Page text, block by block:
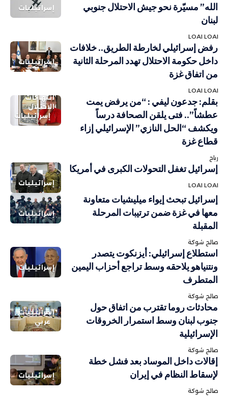
إسرائيليات
الله” مسيّرة نحو جيش الاحتلال جنوبي
لبنان
LOAI LOAI
إسرائيليات
رفض إسرائيلي لخارطة الطريق.. خلافات
داخل حكومة الاحتلال تهدد المرحلة الثانية
من اتفاق غزة
LOAI LOAI
انتهاكات
الاحتلال
إسرائيليات
بقلم: جدعون ليفي : “من يرفض يمت
عطشاً”.. فتى يلقن الصحافة درساً
ويكشف “الحل النازي” الإسرائيلي إزاء
قطاع غزة
رباح
إسرائيليات
إسرائيل تغفل التحولات الكبرى في أمريكا
LOAI LOAI
إسرائيليات
إسرائيل تبحث إيواء ميليشيات متعاونة
معها في غزة ضمن ترتيبات المرحلة
المقبلة
صالح شوكة
إسرائيليات
استطلاع إسرائيلي: أيزنكوت يتصدر
ونتنياهو يلاحقه وسط تراجع أحزاب اليمين
المتطرف
صالح شوكة
إسرائيليات
عربي
محادثات روما تقترب من اتفاق حول
جنوب لبنان وسط استمرار الخروقات
الإسرائيلية
صالح شوكة
إسرائيليات
إقالات داخل الموساد بعد فشل خطة
لإسقاط النظام في إيران
صالح شوكة